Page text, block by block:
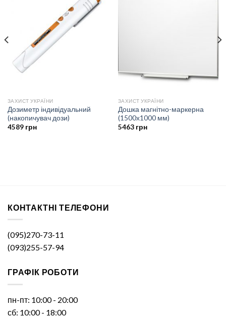
ЗАХИСТ УКРАЇНИ
Дозиметр індивідуальний
(накопичувач дози)
4589 грн
ЗАХИСТ УКРАЇНИ
Дошка магнітно-маркерна
(1500х1000 мм)
5463 грн
КОНТАКТНІ ТЕЛЕФОНИ
(095)270-73-11
(093)255-57-94
ГРАФІК РОБОТИ
пн-пт: 10:00 - 20:00
сб: 10:00 - 18:00